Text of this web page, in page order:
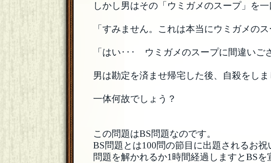
しかし男はその「ウミガメのスープ」を
「すみません。これは本当にウミガメのス
「はい･･･ ウミガメのスープに間違いご
男は勘定を済ませ帰宅した後、自殺をしま
一体何故でしょう？
この問題はBS問題なのです。
BS問題とは100問の節目に出題されるお祝
問題を解かれるか1時間経過しますとBS